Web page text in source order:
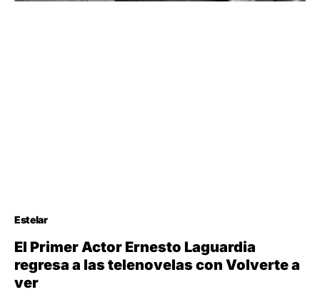
Estelar
El Primer Actor Ernesto Laguardia
regresa a las telenovelas con Volverte a
ver